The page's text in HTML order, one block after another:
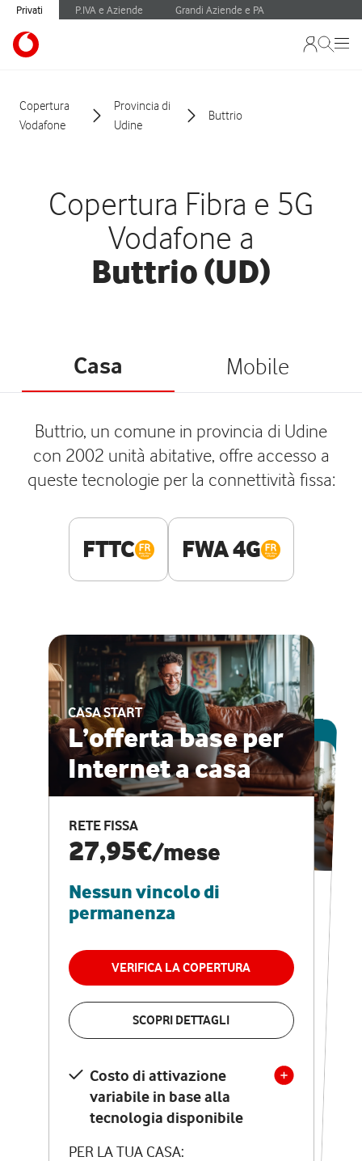
Privati P.IVA e Aziende Grandi Aziende e PA
Copertura
Vodafone
Provincia di
Udine
Buttrio
Copertura Fibra e 5G
Vodafone a
Buttrio (UD)
Casa Mobile
Buttrio, un comune in provincia di Udine
con 2002 unità abitative, offre accesso a
queste tecnologie per la connettività fissa:
FTTC FWA 4G
CASA START
L’offerta base per
Internet a casa
RETE FISSA
27,95€/mese
Nessun vincolo di
permanenza
VERIFICA LA COPERTURA
SCOPRI DETTAGLI
Costo di attivazione
variabile in base alla
tecnologia disponibile
PER LA TUA CASA:
ESCLUSIVA ONLINE
CASA PRO
Internet veloce e
vantaggi speciali
RETE FISSA + VODAFONE CLUB
29,95€
permanenza
VERIFICA LA COPERTURA
Costo di attivazione
variabile in base alla
tecnologia disponibile
PER LA TUA CASA: